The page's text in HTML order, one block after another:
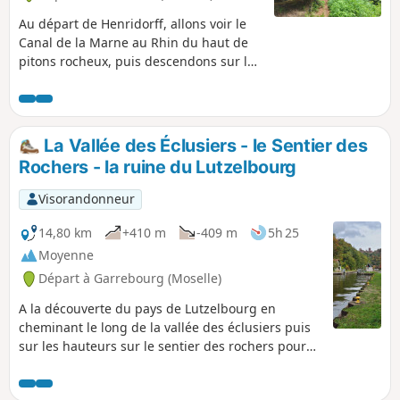
Au départ de Henridorff, allons voir le
Canal de la Marne au Rhin du haut de
pitons rocheux, puis descendons sur les
tunnel piéton, passant sous le canal.À
mi-parcours, faisons une pause
déjeuner à la Brasserie des Éclusiers, au
bord du canal.Vous passerez :- dans un
boyau technique sous le canal. (Prévoir
une lampe frontale).- le long du
Ruisseau Forellenbaechel, sous les voies
ferrées.
La Vallée des Éclusiers - le Sentier des
Rochers - la ruine du Lutzelbourg
Visorandonneur
14,80 km
+410 m -409 m
5h 25
Moyenne
Départ à Garrebourg (Moselle)
A la découverte du pays de Lutzelbourg en
cheminant le long de la vallée des éclusiers puis
sur les hauteurs sur le sentier des rochers pour